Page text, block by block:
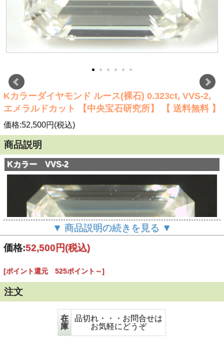
Kカラーダイヤモンド ルース(裸石) 0.323ct, VVS-2,
エメラルドカット 【中央宝石研究所】 【 送料無料 】
価格:52,500円(税込)
商品説明
Kカラー VVS-2
▲正面画像 黒い背景で撮影しました。
▼ 商品説明の続きを見る ▼
価格:52,500円(税込)
[ポイント還元 525ポイント～]
注文
在
庫
品切れ・・・お問合せは
お気軽にどうぞ